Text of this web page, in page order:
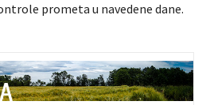
prometa u navedene dane.